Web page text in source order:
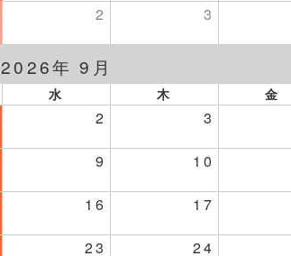
2 3
2026年 9月
水 木 金
2 3
9 10
16 17
23 24